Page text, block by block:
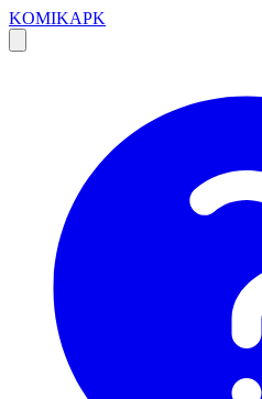
KOMIKAPK